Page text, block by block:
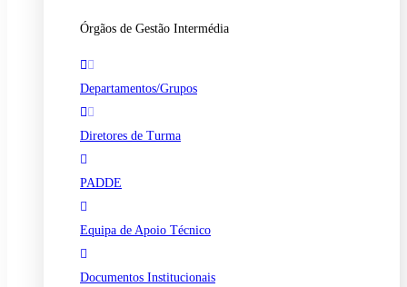
Órgãos de Gestão Intermédia
Departamentos/Grupos
Diretores de Turma
PADDE
Equipa de Apoio Técnico
Documentos Institucionais